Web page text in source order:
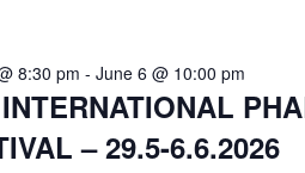
– 29.5-6.6.2026
8:30 pm - June 6 @ 10:00 pm